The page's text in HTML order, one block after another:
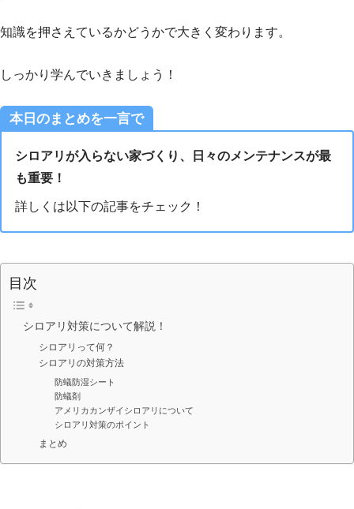
知識を押さえているかどうかで大きく変わります。
しっかり学んでいきましょう！
本日のまとめを一言で
シロアリが入らない家づくり、日々のメンテナンスが最
も重要！
詳しくは以下の記事をチェック！
目次
シロアリ対策について解説！
シロアリって何？
シロアリの対策方法
防蟻防湿シート
防蟻剤
アメリカカンザイシロアリについて
シロアリ対策のポイント
まとめ